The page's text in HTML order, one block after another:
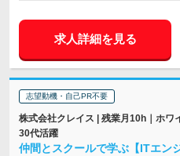
求人詳細を見る
志望動機・自己PR不要
株式会社クレイス | 残業月10h｜ホ
30代活躍
仲間とスクールで学ぶ【ITエ